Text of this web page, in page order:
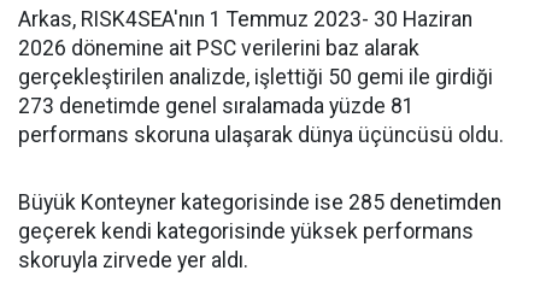
Arkas, RISK4SEA'nın 1 Temmuz 2023- 30 Haziran
2026 dönemine ait PSC verilerini baz alarak
gerçekleştirilen analizde, işlettiği 50 gemi ile girdiği
273 denetimde genel sıralamada yüzde 81
performans skoruna ulaşarak dünya üçüncüsü oldu.
Büyük Konteyner kategorisinde ise 285 denetimden
geçerek kendi kategorisinde yüksek performans
skoruyla zirvede yer aldı.